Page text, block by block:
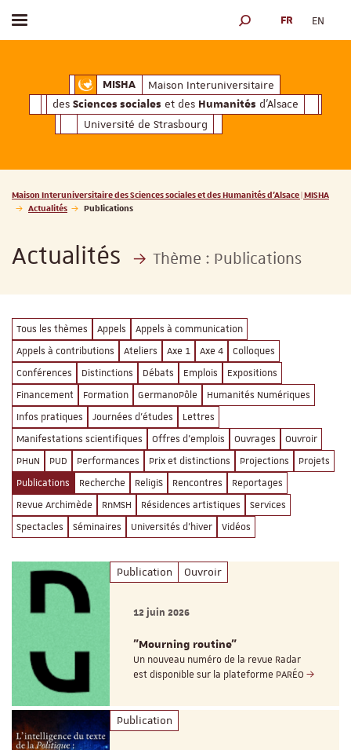
MISHAMaison Interuniversitaire des
Maison Interuniversitaire
des Sciences sociales et des Humanités d'Alsace
Université de Strasbourg
Afficher / masquer le menu MOTEUR DE
FR EN
Vous êtes ici :
Maison Interuniversitaire des Sciences sociales et des Humanités d'Alsace | MISHA
Actualités
Publications
Actualités Thème : Publications
Tous les thèmes Appels
Appels à communication
Appels à contributions
Ateliers Axe 1 Axe 4
Colloques
Conférences
Distinctions Débats Emplois
Expositions
Financement
Formation GermanoPôle
Humanités Numériques
Infos pratiques
Journées d'études
Lettres
Manifestations scientifiques
Offres d'emplois Ouvrages
Ouvroir
PHuN
PUD Performances Prix et distinctions Projections
Projets
Publications
Recherche ReligiS Rencontres
Reportages
Revue Archimède
RnMSH Résidences artistiques
Services
Spectacles
Séminaires Universités d'hiver Vidéos
Publication Ouvroir
12 juin 2026
"Mourning routine"
Un nouveau numéro de la revue Radar
est disponible sur la plateforme PARÉO
Publication